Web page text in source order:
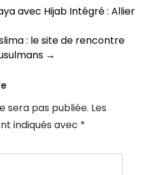
avec Hijab Intégré : Allier
: le site de rencontre
→
sera pas publiée. Les
indiqués avec *